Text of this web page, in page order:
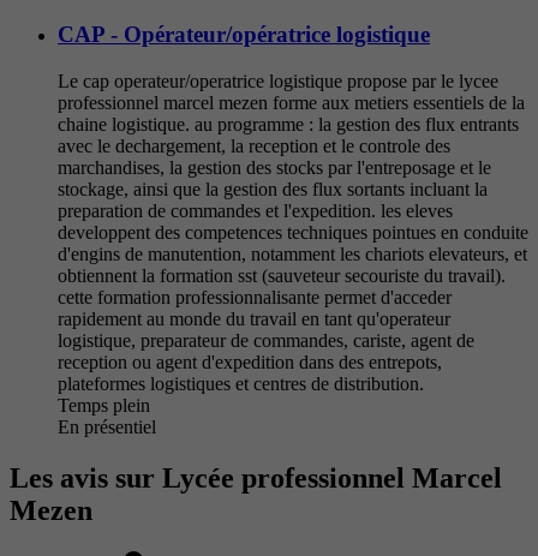
CAP - Opérateur/opératrice logistique
Le cap operateur/operatrice logistique propose par le lycee
professionnel marcel mezen forme aux metiers essentiels de la
chaine logistique. au programme : la gestion des flux entrants
avec le dechargement, la reception et le controle des
marchandises, la gestion des stocks par l'entreposage et le
stockage, ainsi que la gestion des flux sortants incluant la
preparation de commandes et l'expedition. les eleves
developpent des competences techniques pointues en conduite
d'engins de manutention, notamment les chariots elevateurs, et
obtiennent la formation sst (sauveteur secouriste du travail).
cette formation professionnalisante permet d'acceder
rapidement au monde du travail en tant qu'operateur
logistique, preparateur de commandes, cariste, agent de
reception ou agent d'expedition dans des entrepots,
plateformes logistiques et centres de distribution.
Temps plein
En présentiel
Les avis sur Lycée professionnel Marcel
Mezen